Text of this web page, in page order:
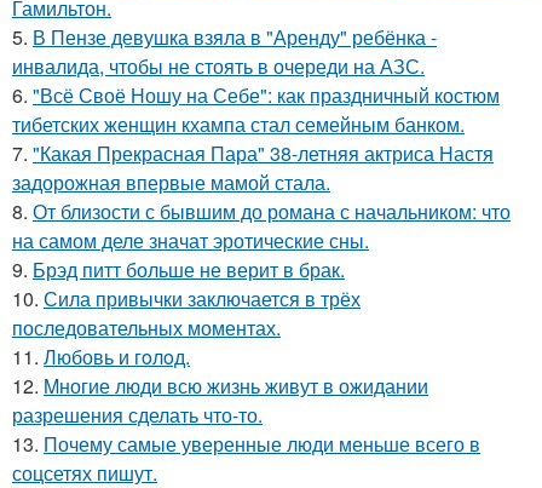
Гамильтон.
5. В Пензе девушка взяла в "Аренду" ребёнка -
инвалида, чтобы не стоять в очереди на АЗС.
6. "Всё Своё Ношу на Себе": как праздничный костюм
тибетских женщин кхампа стал семейным банком.
7. "Какая Прекрасная Пара" 38-летняя актриса Настя
задорожная впервые мамой стала.
8. От близости с бывшим до романа с начальником: что
на самом деле значат эротические сны.
9. Брэд питт больше не верит в брак.
10. Сила привычки заключается в трёх
последовательных моментах.
11. Любовь и гoлoд.
12. Mногие люди всю жизнь живут в ожидании
разрешения сделать что-то.
13. Почему самые уверенные люди меньше всего в
соцсетях пишут.